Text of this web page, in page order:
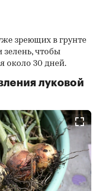
зреющих в грунте
зелень, чтобы
около 30 дней.
луковой